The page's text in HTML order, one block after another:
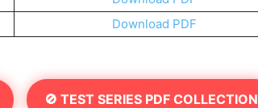
Download PDF
🚫 TEST SERIES PDF COLLECTION